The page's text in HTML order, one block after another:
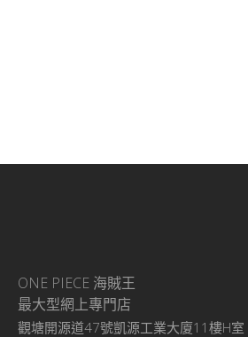
ONE PIECE 海賊王
最大型網上專門店
觀塘開源道47號凱源工業大廈11樓H室